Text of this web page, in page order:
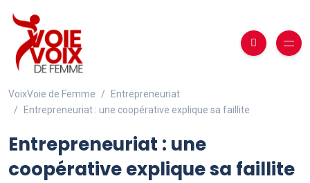
VoixVoie de Femme
Entrepreneuriat
Entrepreneuriat : une coopérative explique sa faillite
Entrepreneuriat : une
coopérative explique sa faillite